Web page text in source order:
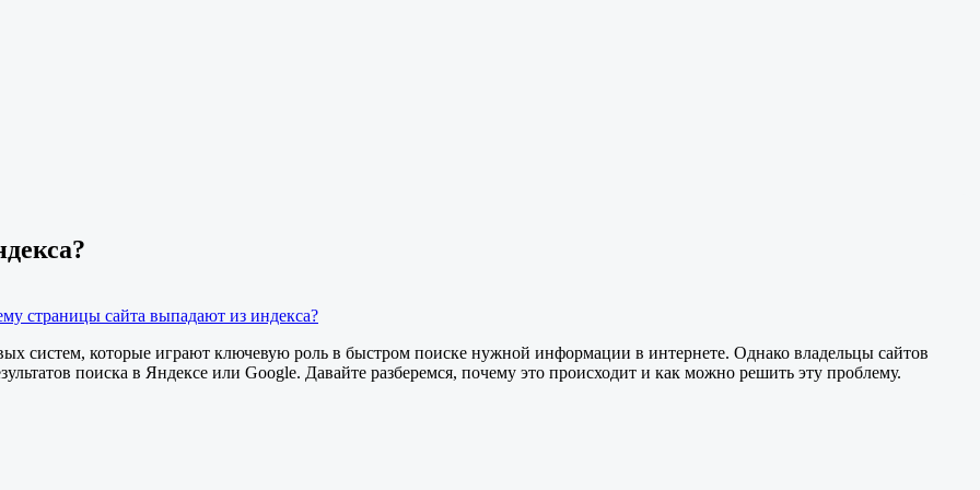
страницы сайта выпадают из индекса?
систем, которые играют ключевую роль в быстром поиске нужной информации в интернете. Однако владельцы сайтов
поиска в Яндексе или Google. Давайте разберемся, почему это происходит и как можно решить эту проблему.